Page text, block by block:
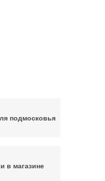
подмосковья
в магазине